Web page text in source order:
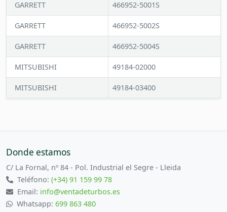
GARRETT 466952-5001S
GARRETT 466952-5002S
GARRETT 466952-5004S
MITSUBISHI 49184-02000
MITSUBISHI 49184-03400
Donde estamos
C/ La Fornal, nº 84 - Pol. Industrial el Segre - Lleida
Teléfono:(+34) 91 159 99 78
Email: info@ventadeturbos.es
Whatsapp: 699 863 480